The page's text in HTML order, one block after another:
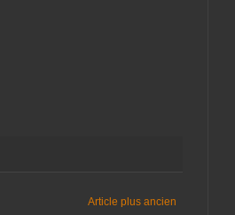
Article plus ancien